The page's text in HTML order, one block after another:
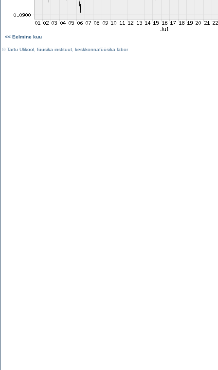
<< Eelmine kuu
©Tartu Ülikool füüsika instituut keskkonnafüüsika labor